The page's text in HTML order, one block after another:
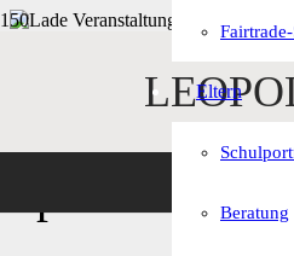
Eltern
Beratung
Diese Veranstaltung hat